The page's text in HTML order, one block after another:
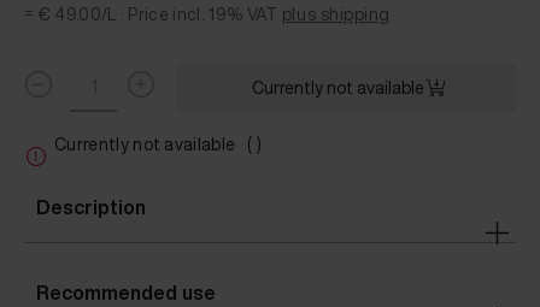
= € 49.00/L · Price incl. 19% VAT plus shipping
Currently not available
Currently not available ( )
Description
Recommended use